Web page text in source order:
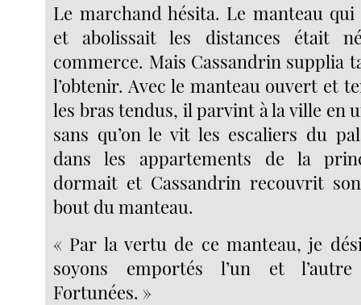
Le marchand hésita. Le manteau
et abolissait les distances était
commerce. Mais Cassandrin supplia
l’obtenir. Avec le manteau ouvert et
les bras tendus, il parvint à la ville en
sans qu’on le vit les escaliers du
dans les appartements de la
dormait et Cassandrin recouvrit
bout du manteau.
« Par la vertu de ce manteau, je
soyons emportés l’un et l’autre
Fortunées. »